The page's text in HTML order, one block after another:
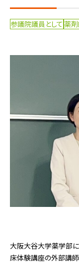
参議院議員として 薬剤
大阪大谷大学薬学部
床体験講座の外部講師